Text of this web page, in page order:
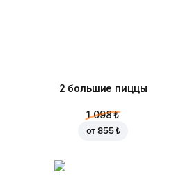
2 большие пиццы
1 098 ₺
от855 ₺